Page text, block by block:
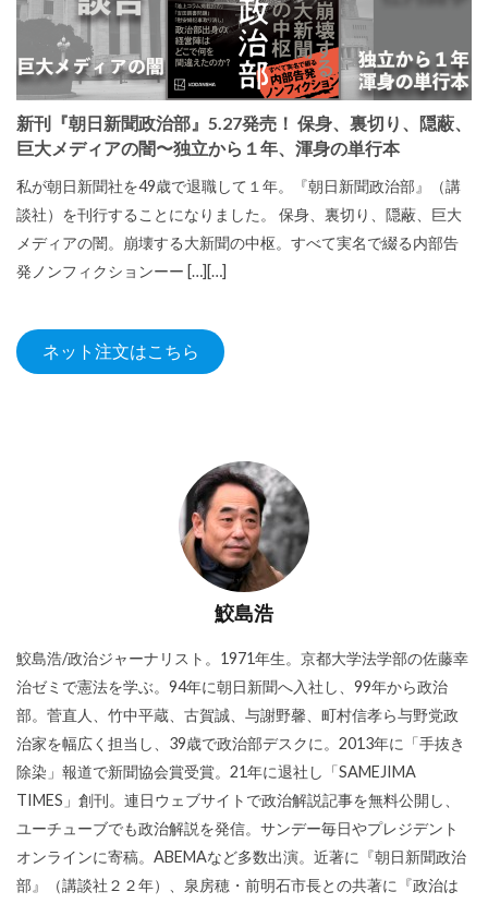
新刊『朝日新聞政治部』5.27発売！ 保身、裏切り、隠蔽、
巨大メディアの闇〜独立から１年、渾身の単行本
私が朝日新聞社を49歳で退職して１年。『朝日新聞政治部』（講
談社）を刊行することになりました。 保身、裏切り、隠蔽、巨大
メディアの闇。崩壊する大新聞の中枢。すべて実名で綴る内部告
発ノンフィクションーー […][…]
ネット注文はこちら
鮫島浩
鮫島浩/政治ジャーナリスト。1971年生。京都大学法学部の佐藤幸
治ゼミで憲法を学ぶ。94年に朝日新聞へ入社し、99年から政治
部。菅直人、竹中平蔵、古賀誠、与謝野馨、町村信孝ら与野党政
治家を幅広く担当し、39歳で政治部デスクに。2013年に「手抜き
除染」報道で新聞協会賞受賞。21年に退社し「SAMEJIMA
TIMES」創刊。連日ウェブサイトで政治解説記事を無料公開し、
ユーチューブでも政治解説を発信。サンデー毎日やプレジデント
オンラインに寄稿。ABEMAなど多数出演。近著に『朝日新聞政治
部』（講談社２２年）、泉房穂・前明石市長との共著に『政治は